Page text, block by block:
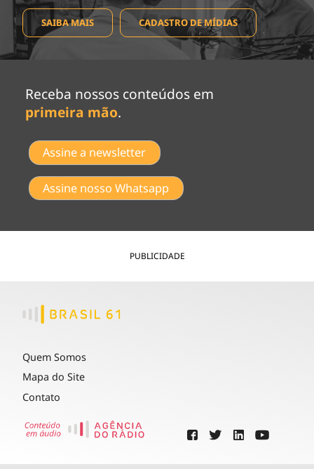
SAIBA MAIS CADASTRO DE MÍDIAS
Receba nossos conteúdos em
primeira mão.
Assine a newsletter
Assine nosso Whatsapp
PUBLICIDADE
Quem Somos
Mapa do Site
Contato